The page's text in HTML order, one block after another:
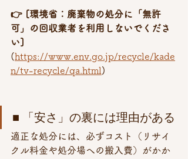
👉 [環境省：廃棄物の処分に「無許
可」の回収業者を利用しないでくださ
い]
(https://www.env.go.jp/recycle/kade
n/tv-recycle/qa.html)
■ 「安さ」の裏には理由がある
適正な処分には、必ずコスト（リサイ
クル料金や処分場への搬入費）がかか